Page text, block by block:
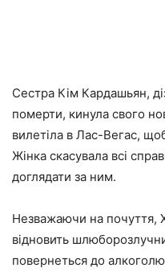
Сестра Кім Кардашьян,
померти, кинула свого
вилетіла в Лас-Вегас,
Жінка скасувала всі
доглядати за ним.
Незважаючи на почуття,
відновить
повернеться до алкоголю